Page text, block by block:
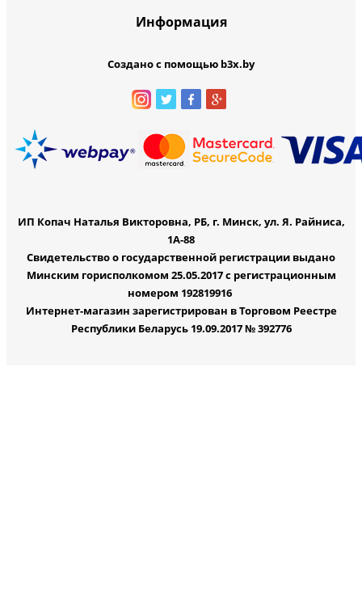
Информация
Создано с помощью b3x.by
ИП Копач Наталья Викторовна, РБ, г. Минск, ул. Я. Райниса,
1А-88
Свидетельство о государственной регистрации выдано
Минским горисполкомом 25.05.2017 с регистрационным
номером 192819916
Интернет-магазин зарегистрирован в Торговом Реестре
Республики Беларусь 19.09.2017 № 392776